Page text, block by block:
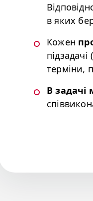
в яких
Кожен
підзадачі
терміни,
В